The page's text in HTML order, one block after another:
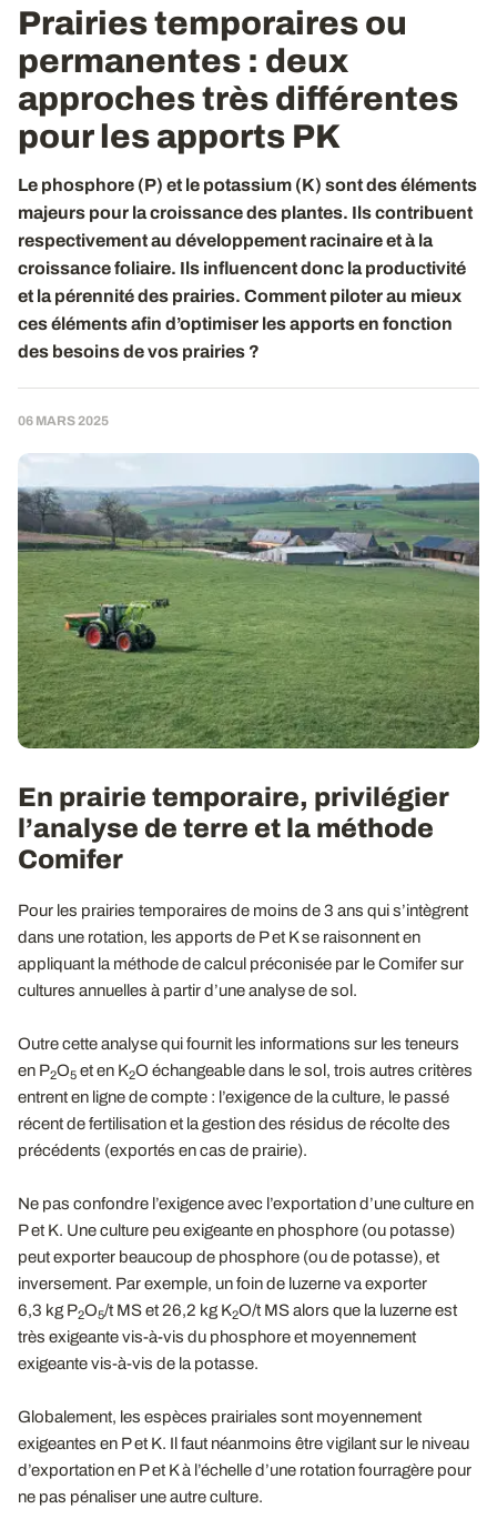
Prairies temporaires ou
permanentes : deux
approches très différentes
pour les apports PK
Le phosphore (P) et le potassium (K) sont des éléments
majeurs pour la croissance des plantes. Ils contribuent
respectivement au développement racinaire et à la
croissance foliaire. Ils influencent donc la productivité
et la pérennité des prairies. Comment piloter au mieux
ces éléments afin d’optimiser les apports en fonction
des besoins de vos prairies ?
06 MARS 2025
En prairie temporaire, privilégier
l’analyse de terre et la méthode
Comifer
Pour les prairies temporaires de moins de 3 ans qui s’intègrent
dans une rotation, les apports de P et K se raisonnent en
appliquant la méthode de calcul préconisée par le Comifer sur
cultures annuelles à partir d’une analyse de sol.
Outre cette analyse qui fournit les informations sur les teneurs
en P2O5 et en K2O échangeable dans le sol, trois autres critères
entrent en ligne de compte : l’exigence de la culture, le passé
récent de fertilisation et la gestion des résidus de récolte des
précédents (exportés en cas de prairie).
Ne pas confondre l’exigence avec l’exportation d’une culture en
P et K. Une culture peu exigeante en phosphore (ou potasse)
peut exporter beaucoup de phosphore (ou de potasse), et
inversement. Par exemple, un foin de luzerne va exporter
6,3 kg P2O5/t MS et 26,2 kg K2O/t MS alors que la luzerne est
très exigeante vis-à-vis du phosphore et moyennement
exigeante vis-à-vis de la potasse.
Globalement, les espèces prairiales sont moyennement
exigeantes en P et K. Il faut néanmoins être vigilant sur le niveau
d’exportation en P et K à l’échelle d’une rotation fourragère pour
ne pas pénaliser une autre culture.